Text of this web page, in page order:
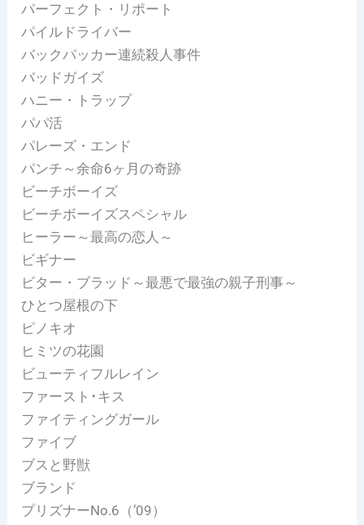
パーフェクト・リポート
パイルドライバー
バックパッカー連続殺人事件
バッドガイズ
ハニー・トラップ
パパ活
パレーズ・エンド
パンチ～余命6ヶ月の奇跡
ビーチボーイズ
ビーチボーイズスペシャル
ヒーラー～最高の恋人～
ビギナー
ビター・ブラッド～最悪で最強の親子刑事～
ひとつ屋根の下
ピノキオ
ヒミツの花園
ビューティフルレイン
ファースト･キス
ファイティングガール
ファイブ
ブスと野獣
ブランド
プリズナーNo.6（’09）